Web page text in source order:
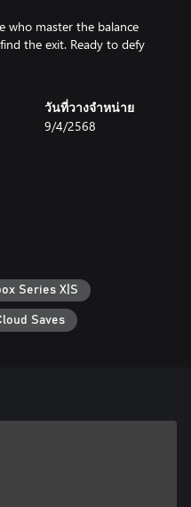
who master the balance
the exit. Ready to defy
วันที่วางจำหน่าย
9/4/2568
Series X|S
Saves